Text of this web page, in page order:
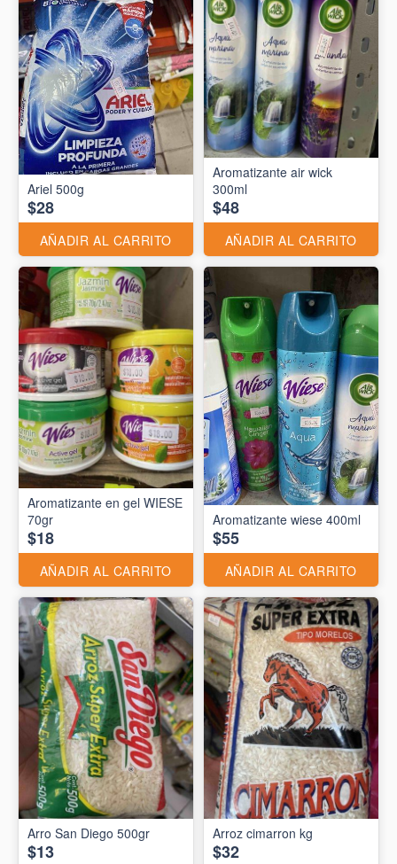
Ariel 500g
$28
AÑADIR AL CARRITO
Aromatizante air wick
300ml
$48
AÑADIR AL CARRITO
Aromatizante en gel WIESE
70gr
$18
AÑADIR AL CARRITO
Aromatizante wiese 400ml
$55
AÑADIR AL CARRITO
Arro San Diego 500gr
$13
Arroz cimarron kg
$32